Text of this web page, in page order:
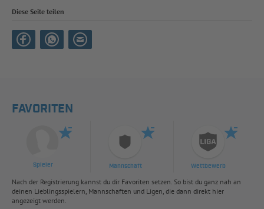
Diese Seite teilen
FAVORITEN
Spieler Mannschaft Wettbewerb
Nach der Registrierung kannst du dir Favoriten setzen. So bist du ganz nah an
deinen Lieblingsspielern, Mannschaften und Ligen, die dann direkt hier
angezeigt werden.